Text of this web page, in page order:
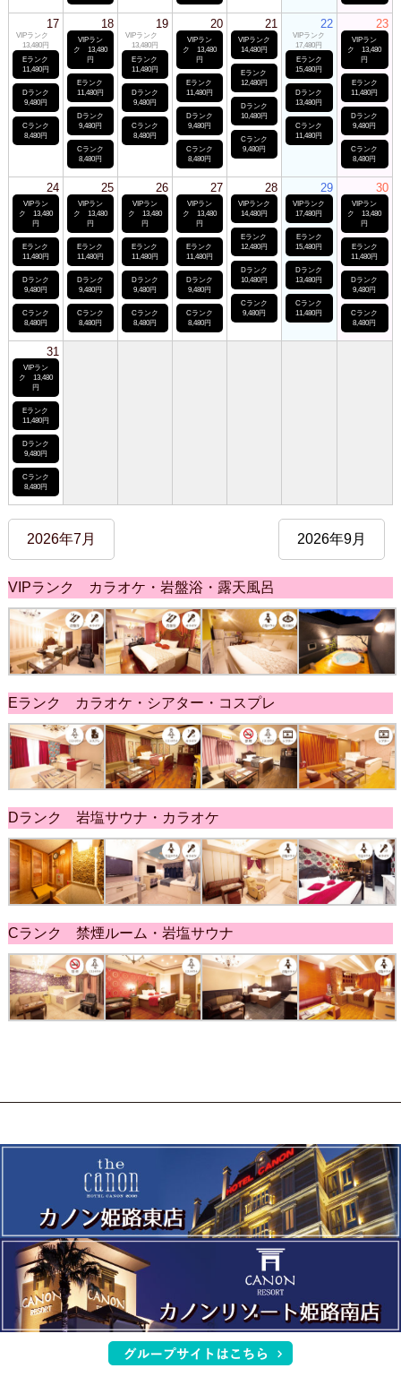
17
VIPランク
13,480円
Eランク
11,480円
Dランク
9,480円
Cランク
8,480円
18
VIPラン
ク 13,480
円
Eランク
11,480円
Dランク
9,480円
Cランク
8,480円
19
VIPランク
13,480円
Eランク
11,480円
Dランク
9,480円
Cランク
8,480円
20
VIPラン
ク 13,480
円
Eランク
11,480円
Dランク
9,480円
Cランク
8,480円
21
VIPランク
14,480円
Eランク
12,480円
Dランク
10,480円
Cランク
9,480円
22
VIPランク
17,480円
Eランク
15,480円
Dランク
13,480円
Cランク
11,480円
23
VIPラン
ク 13,480
円
Eランク
11,480円
Dランク
9,480円
Cランク
8,480円
24
VIPラン
ク 13,480
円
Eランク
11,480円
Dランク
9,480円
Cランク
8,480円
25
VIPラン
ク 13,480
円
Eランク
11,480円
Dランク
9,480円
Cランク
8,480円
26
VIPラン
ク 13,480
円
Eランク
11,480円
Dランク
9,480円
Cランク
8,480円
27
VIPラン
ク 13,480
円
Eランク
11,480円
Dランク
9,480円
Cランク
8,480円
28
VIPランク
14,480円
Eランク
12,480円
Dランク
10,480円
Cランク
9,480円
29
VIPランク
17,480円
Eランク
15,480円
Dランク
13,480円
Cランク
11,480円
30
VIPラン
ク 13,480
円
Eランク
11,480円
Dランク
9,480円
Cランク
8,480円
31
VIPラン
ク 13,480
円
Eランク
11,480円
Dランク
9,480円
Cランク
8,480円
2026年7月 2026年9月
VIPランク カラオケ・岩盤浴・露天風呂
Eランク カラオケ・シアター・コスプレ
Dランク 岩塩サウナ・カラオケ
Cランク 禁煙ルーム・岩塩サウナ